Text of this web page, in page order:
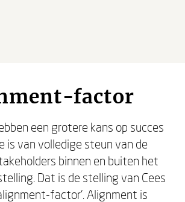
factor
een grotere kans op succes
is van volledige steun van de
binnen en buiten het
Dat is de stelling van Cees
factor'. Alignment is